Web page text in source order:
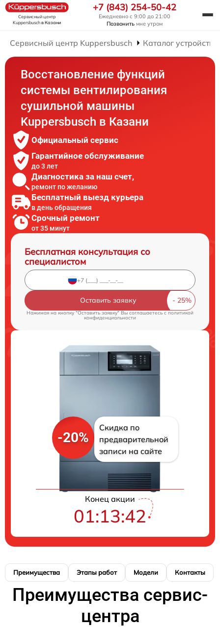
Сервисный центр
Kuppersbuschв Казани
+7 (843) 254-50-42
Ежедневно с 9:00 до 21:00
Позвонить мне утром
Сервисный центр Kuppersbusch Каталог устройств
Восстановление функций
системы вентилирования
сушильной машины
Kuppersbusch в Казани
Официальный сервис
Гарантийное обслуживание
до 3 лет
Диагностика за наш счет,
ремонт по желанию
Бесплатный выезд курьера
в день обращения
Срочный ремонт
от 35 минут
Бесплатная консультация со
специалистом
Оставить заявку
Нажимая на кнопку "Оставить заявку" Вы соглашаетесь cполитикой
конфиденциальности
-20%
Скидка по
предварительной
записи на сайте
Конец акции
01:13:41
Преимущества Этапы работ Модели Контакты
Преимущества сервис-
центра